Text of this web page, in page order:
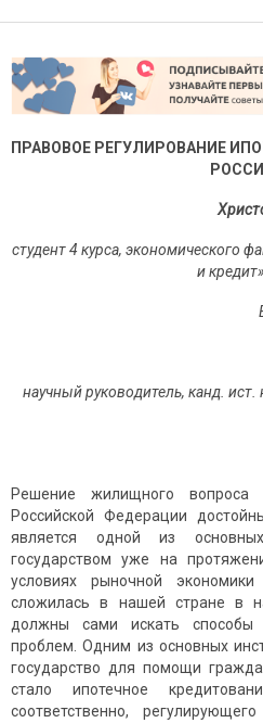
ПРАВОВОЕ РЕГУЛИРОВАНИЕ
студент 4 курса, экономического
и
научный руководитель, канд.
Решение жилищного вопроса
Российской Федерации
является одной из
государством уже на
условиях рыночной
сложилась в нашей стране в
должны сами искать
проблем. Одним из основных
государство для помощи
стало ипотечное
соответственно,